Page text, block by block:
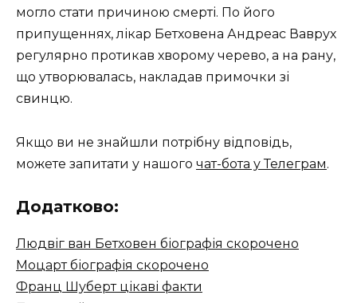
могло стати причиною смерті. По його
припущеннях, лікар Бетховена Андреас Ваврух
регулярно протикав хворому черево, а на рану,
що утворювалась, накладав примочки зі
свинцю.
Якщо ви не знайшли потрібну відповідь,
можете запитати у нашого чат-бота у Телеграм.
Додатково:
Людвіг ван Бетховен біографія скорочено
Моцарт біографія скорочено
Франц Шуберт цікаві факти